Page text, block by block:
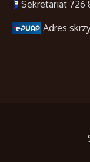
Sekretariat 726
Adres